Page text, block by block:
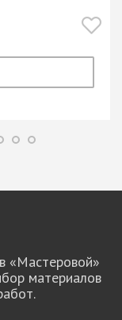
«Мастеровой»
материалов